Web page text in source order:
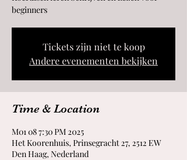
beginners
Tickets zijn niet te koop
Andere evenementen bekijken
Time & Location
2025 M01 08 7:30 PM
Het Koorenhuis, Prinsegracht 27, 2512 EW
Den Haag, Nederland